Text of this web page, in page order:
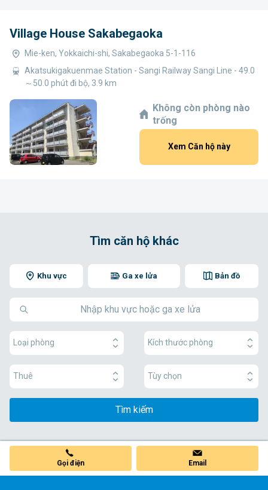
Village House Sakabegaoka
Mie-ken, Yokkaichi-shi, Sakabegaoka 5-1-116
Akatsukigakuenmae Station - Sangi Railway Sangi Line - 49.0
～50.0 phút đi bộ, 3.9 km
Không còn phòng nào
trống
Xem Căn hộ này
Tìm căn hộ khác
Khu vực Bản đồ
Ga xe lửa
Loại phòng Kích thước phòng
Thuê Tùy chọn
Tìm kiếm
Gọi điện Email